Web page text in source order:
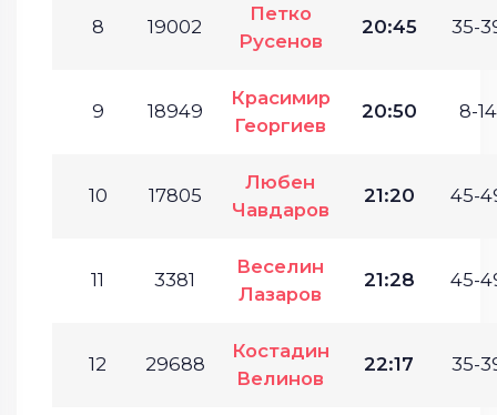
8 19002
Петко
Русенов
20:45 35-
9 18949
Красимир
Георгиев
20:50 8-
10 17805
Любен
Чавдаров
21:20 45-
11 3381
Веселин
Лазаров
21:28 45-
12 29688
Костадин
Велинов
22:17 35-